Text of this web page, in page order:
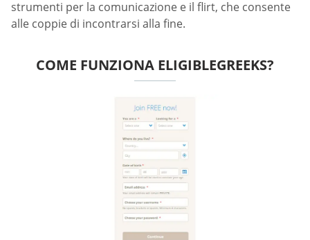
strumenti per la comunicazione e il flirt, che consente
alle coppie di incontrarsi alla fine.
COME FUNZIONA ELIGIBLEGREEKS?